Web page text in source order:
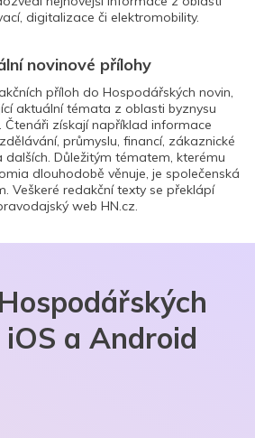
digitalizace či elektromobility.
novinové přílohy
příloh do Hospodářských novin,
aktuální témata z oblasti byznysu
Čtenáři získají například informace
průmyslu, financí, zákaznické
Důležitým tématem, kterému
dlouhodobě věnuje, je společenská
Veškeré redakční texty se překlápí
web HN.cz.
a Android